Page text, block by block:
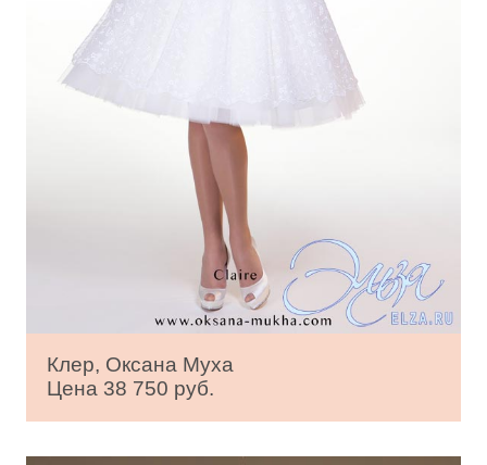
Клер, Оксана Муха
Цена 38 750 руб.